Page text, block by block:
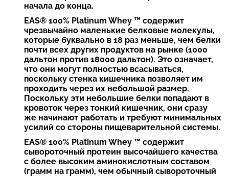
начала до конца.
EAS® 100% Platinum Whey ™ содержит
чрезвычайно маленькие белковые молекулы,
которые буквально в 18 раз меньше, чем белки
почти всех других продуктов на рынке (1000
дальтон против 18000 дальтон). Это означает,
что они могут полностью всасываться,
поскольку стенка кишечника позволяет им
проходить через их небольшой размер.
Поскольку эти небольшие белки попадают в
кровоток через тонкий кишечник, они сразу
же начинают работать и требуют минимальных
усилий со стороны пищеварительной системы.
EAS® 100% Platinum Whey ™ содержит
сывороточный протеин высочайшего качества
с более высоким аминокислотным составом
(грамм на грамм), чем обычный сывороточный